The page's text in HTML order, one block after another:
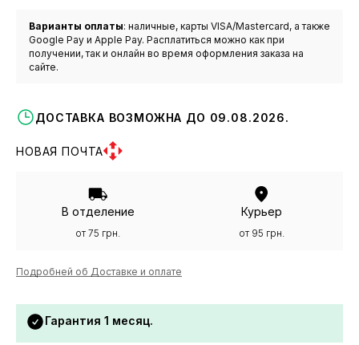
Варианты оплаты: наличные, карты VISA/Mastercard, а также
Google Pay и Apple Pay. Расплатиться можно как при
получении, так и онлайн во время оформления заказа на
сайте.
ДОСТАВКА ВОЗМОЖНА ДО 09.08.2026.
НОВАЯ ПОЧТА
В отделение
от 75 грн.
Курьер
от 95 грн.
Подробней об Доставке и оплате
Гарантия 1 месяц.